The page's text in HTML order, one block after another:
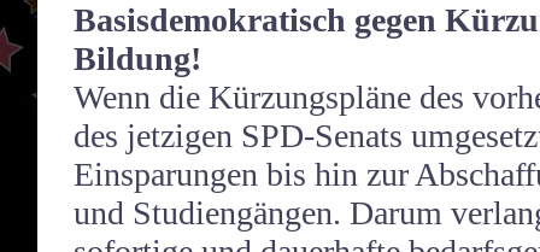
Basisdemokratisch gegen
Bildung!
Wenn die Kürzungspläne des
des jetzigen SPD-Senats
Einsparungen bis hin zur
und Studiengängen. Darum